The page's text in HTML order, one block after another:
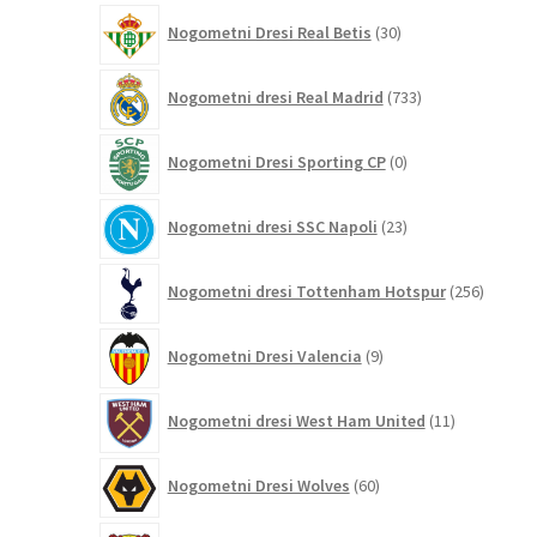
Nogometni Dresi Real Betis 30izdelkov
Nogometni dresi Real Madrid 733izdelkov
Nogometni Dresi Sporting CP 0izdelkov
Nogometni dresi SSC Napoli 23izdelkov
Nogometni dresi Tottenham Hotspur 256
Nogometni Dresi Valencia 9izdelkov
Nogometni dresi West Ham United 11izdelkov
Nogometni Dresi Wolves 60izdelkov